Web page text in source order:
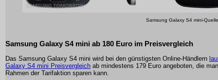
Samsung Galaxy S4 mini-
Samsung Galaxy S4 mini ab 180 Euro im Preisvergleich
Das Samsung Galaxy S4 mini wird bei den günstigsten Online-Händlern
Galaxy S4 mini Preisvergleich ab mindestens 179 Euro angeboten, die
Rahmen der Tarifaktion sparen kann.